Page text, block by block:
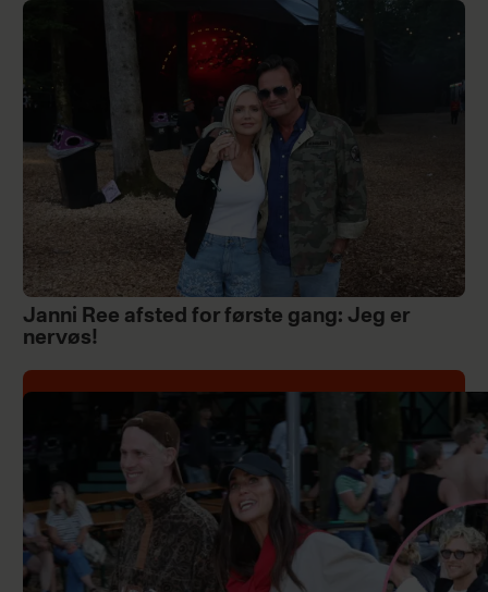
Janni Ree afsted for første gang: Jeg er
nervøs!